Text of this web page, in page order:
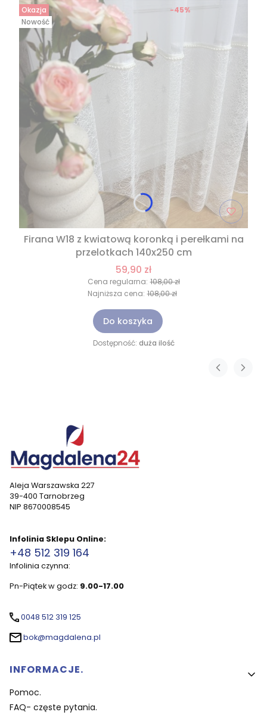
Okazja
Nowość
Firana W18 z kwiatową koronką i perełkami na
przelotkach 140x250 cm
59,90 zł
Cena regularna: 108,00 zł
-45%
Najniższa cena: 108,00 zł
Do koszyka
Dostępność: duża ilość
Aleja Warszawska 227
39-400 Tarnobrzeg
NIP 8670008545
Infolinia Sklepu Online:
+48 512 319 164
Infolinia czynna:
Pn-Piątek w godz: 9.00-17.00
0048 512 319 125
bok@magdalena.pl
Linki w stopce
INFORMACJE.
Pomoc.
FAQ- częste pytania.